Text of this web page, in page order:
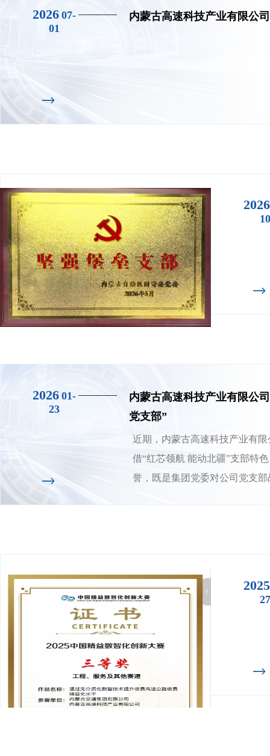
2026 07-
01
———— 内蒙古高速科技产业有限公
2026
10
2026 01-
23
————
内蒙古高速科技产业有限公
党支部”
近期，内蒙古高速科技产业有
借“红芯领航 能动北疆”支部特
誉，既是集团党委对公司党支
2025
27